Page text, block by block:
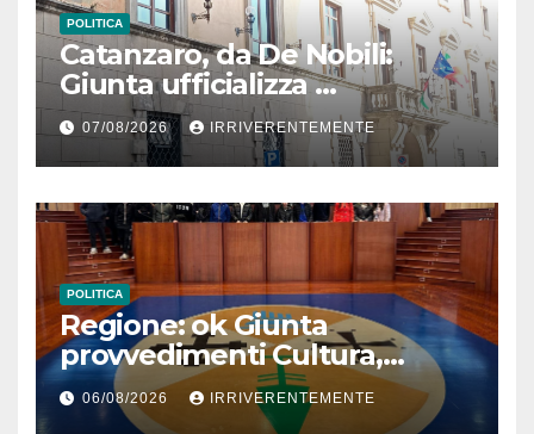
POLITICA
Catanzaro, da De Nobili:
Giunta ufficializza
classificazione nuovi campi S.
Janni, S. Elia e Palaledda e
interruzione conferimento
legno Centro raccolta
07/08/2026 IRRIVERENTEMENTE
POLITICA
Regione: ok Giunta
provvedimenti Cultura,
Prevenzione, Welfare,
Bilancio Ambiente
06/08/2026 IRRIVERENTEMENTE